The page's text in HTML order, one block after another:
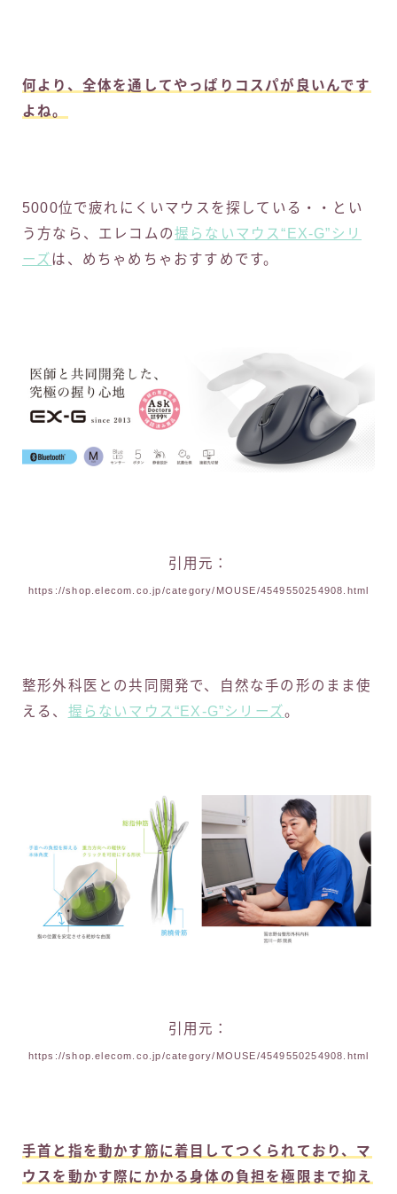
何より、全体を通してやっぱりコスパが良いんです
よね。
5000位で疲れにくいマウスを探している・・とい
う方なら、エレコムの握らないマウス“EX-G”シリ
ーズは、めちゃめちゃおすすめです。
引用元：
https://shop.elecom.co.jp/category/MOUSE/4549550254908.html
整形外科医との共同開発で、自然な手の形のまま使
える、 握らないマウス“EX-G”シリーズ。
引用元：
https://shop.elecom.co.jp/category/MOUSE/4549550254908.html
手首と指を動かす筋に着目してつくられており、マ
ウスを動かす際にかかる身体の負担を極限まで抑え